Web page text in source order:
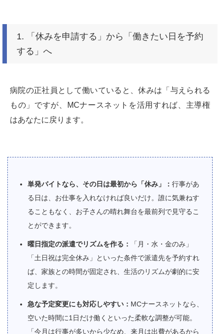
1. 「休みを申請する」から「働きたい日を予約
する」へ
病院の正社員として働いていると、休みは「与えられる
もの」ですが、MCナースネットを活用すれば、主導権
はあなたに戻ります。
単発バイトなら、その日は最初から「休み」： 行事があ
る日は、お仕事を入れなければ良いだけ。誰に気兼ねす
ることもなく、お子さんの晴れ舞台を最前列で見守るこ
とができます。
曜日指定の派遣でリズムを作る：
「月・水・金のみ」
「土日祝は完全休み」といった条件で派遣先を予約すれ
ば、家族との時間が固定され、生活のリズムが劇的に安
定します。
急な予定変更にも対応しやすい： MCナースネットなら、
空いた時間に1日だけ働くといった柔軟な調整が可能。
「今月は行事が多いから少なめ、来月は出費があるから